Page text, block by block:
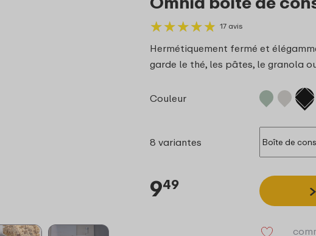
★★★★★
★★★★★ 17 avis
Hermétiquement fermé et
garde le thé, les pâtes, le granola
Couleur
8 variantes
949